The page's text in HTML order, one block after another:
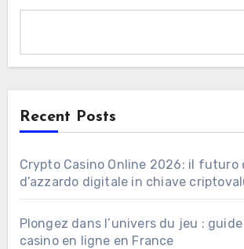
Recent Posts
Crypto Casino Online 2026: il futuro
d’azzardo digitale in chiave
Plongez dans l’univers du jeu :
casino en ligne en France